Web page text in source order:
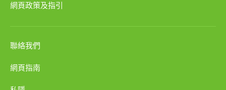
網頁政策及指引
聯絡我們
網頁指南